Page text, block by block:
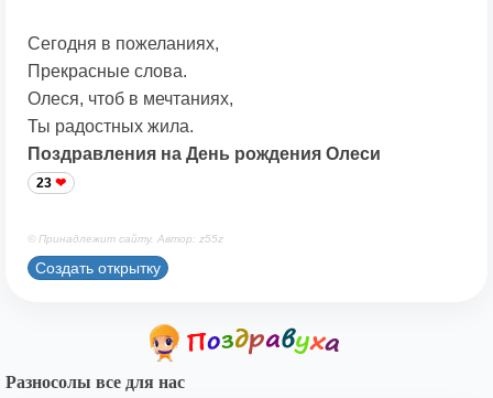
Сегодня в пожеланиях,
Прекрасные слова.
Олеся, чтоб в мечтаниях,
Ты радостных жила.
Поздравления на День рождения Олеси
23
© Принадлежит сайту. Автор: z55z
Создать открытку
Разносолы все для нас